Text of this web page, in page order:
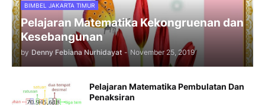
BIMBEL JAKARTA TIMUR
Pelajaran Matematika Kekongruenan dan
Kesebangunan
by Denny Febiana Nurhidayat - November 25, 2019
Pelajaran Matematika Pembulatan Dan
Penaksiran